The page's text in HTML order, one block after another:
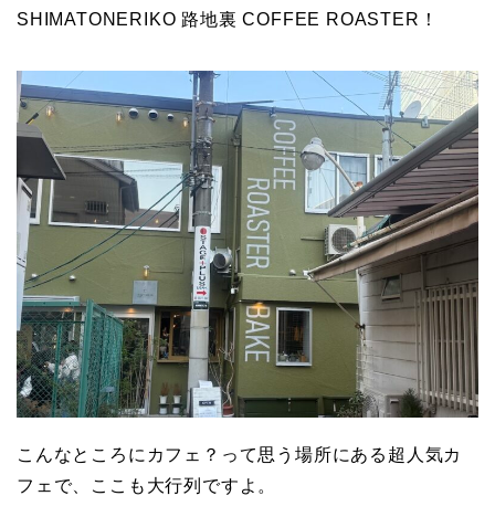
SHIMATONERIKO 路地裏 COFFEE ROASTER！
こんなところにカフェ？って思う場所にある超人気カ
フェで、ここも大行列ですよ。